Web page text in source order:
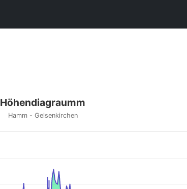
Höhendiagraumm
Hamm - Gelsenkirchen